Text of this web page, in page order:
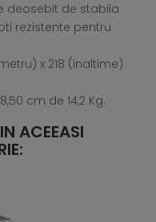
deosebit de stabila
rezistente pentru
x 218 (inaltime)
cm de 14,2 Kg.
ACEEASI